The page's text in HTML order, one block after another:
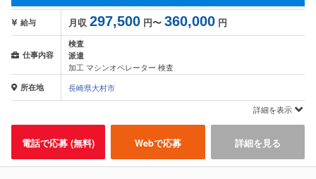
給与 月収 297,500 円〜 360,000 円
仕事内容
検査
派遣
加工 マシンオペレーター 検査
所在地
長崎県大村市
詳細を表示
電話で応募 (無料) Webで応募 詳細を見る